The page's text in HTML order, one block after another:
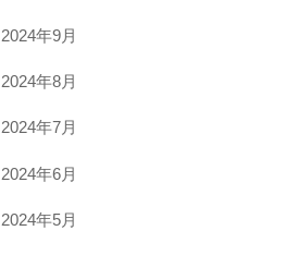
2024年9月
2024年8月
2024年7月
2024年6月
2024年5月